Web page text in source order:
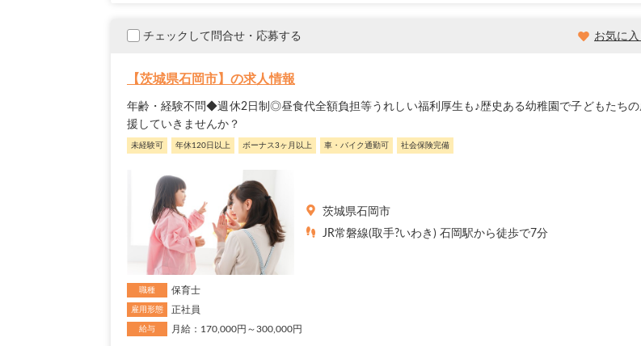
チェックして問合せ・応募する お気に
【茨城県石岡市】の求人情報
年齢・経験不問◆週休2日制◎昼食代全額負担等うれしい福利厚生も♪歴史ある幼稚園で子どもたちの
援していきませんか？
未経験可 年休120日以上 ボーナス3ヶ月以上 車・バイク通勤可 社会保険完備
茨城県石岡市
JR常磐線(取手?いわき) 石岡駅から徒歩で7分
職種 保育士
雇用形態 正社員
給与 月給：170,000円～300,000円